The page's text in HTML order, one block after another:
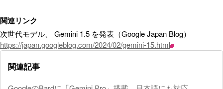
関連リンク
次世代モデル、 Gemini 1.5 を発表（Google Japan Blog）
https://japan.googleblog.com/2024/02/gemini-15.html
関連記事